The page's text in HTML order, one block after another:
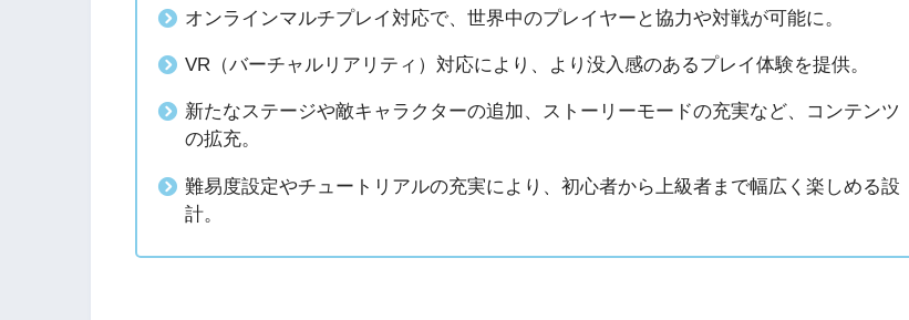
オンラインマルチプレイ対応で、世界中のプレイヤーと協力や対戦が可能に。
VR（バーチャルリアリティ）対応により、より没入感のあるプレイ体験を提供。
新たなステージや敵キャラクターの追加、ストーリーモードの充実など、コンテンツ
の拡充。
難易度設定やチュートリアルの充実により、初心者から上級者まで幅広く楽しめる設
計。
PlayStation4・人気記事
1
PlayStation5・人気記事
1